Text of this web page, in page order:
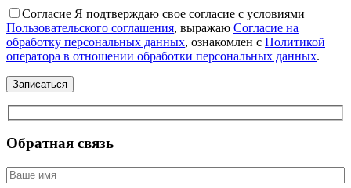
Согласие Я подтверждаю свое согласие с условиями
Пользовательского соглашения, выражаю Согласие на
обработку персональных данных, ознакомлен с Политикой
оператора в отношении обработки персональных данных.
Обратная связь